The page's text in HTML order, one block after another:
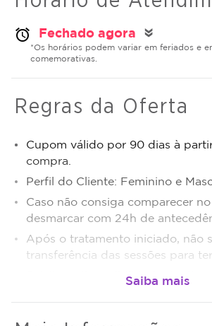
alarm Fechado agora double_arrow
*Os horários podem variar em feriados e
comemorativas.
Regras da Oferta
Cupom válido por 90 dias à
compra.
Perfil do Cliente: Feminino e
Caso não consiga comparecer
desmarcar com 24h de
Após o tratamento iniciado, não
transferência das sessões para
Sujeito a disponibilidade de dias